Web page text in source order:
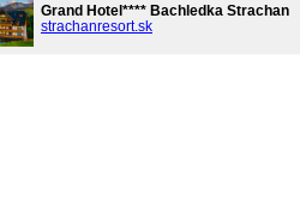
Grand Hotel**** Bachledka Strachan
strachanresort.sk